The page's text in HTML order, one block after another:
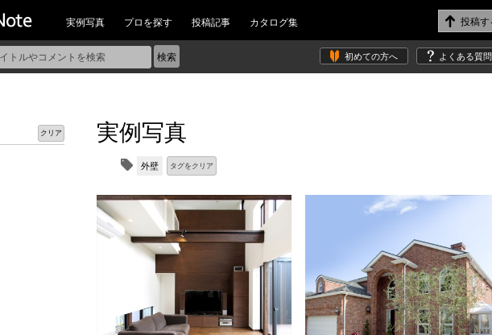
実例写真 プロを探す 投稿記事 カタログ集
初めての方へ よくある質問
クリア 実例写真
外壁 タグをクリア